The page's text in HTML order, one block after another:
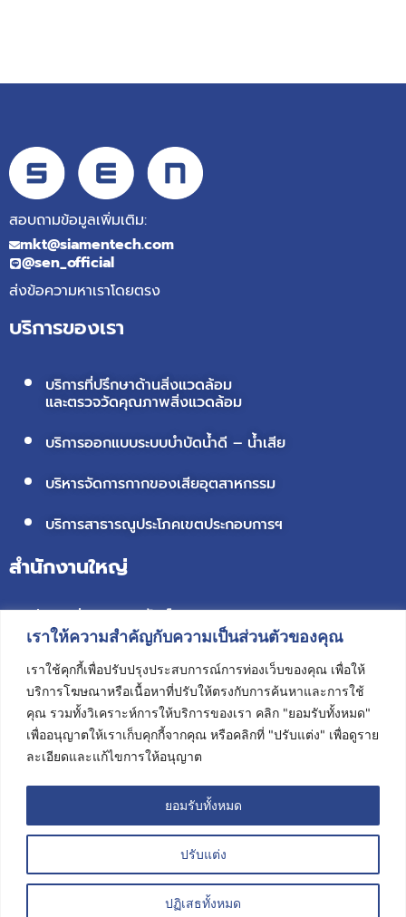
เราให้ความสำคัญกับความเป็นส่วนตัวของคุณ
เราใช้คุกกี้เพื่อปรับปรุงประสบการณ์การท่องเว็บของคุณ เพื่อให้
บริการโฆษณาหรือเนื้อหาที่ปรับให้ตรงกับการค้นหาและการใช้
คุณ รวมทั้งวิเคราะห์การให้บริการของเรา คลิก "ยอมรับทั้งหมด"
เพื่ออนุญาตให้เราเก็บคุกกี้จากคุณ หรือคลิกที่ "ปรับแต่ง" เพื่อดูราย
ละเอียดและแก้ไขการให้อนุญาต
ปรับแต่ง
ปฏิเสธทั้งหมด
ยอมรับทั้งหมด
สอบถามข้อมูลเพิ่มเติม:
mkt@siamentech.com
@sen_official
ส่งข้อความหาเราโดยตรง
บริการของเรา
บริการที่ปรึกษาด้านสิ่งแวดล้อม
และตรวจวัดคุณภาพสิ่งแวดล้อม
บริการออกแบบระบบบำบัดน้ำดี – น้ำเสีย
บริหารจัดการกากของเสียอุตสาหกรรม
บริการสาธารณูประโภคเขตประกอบการฯ
สำนักงานใหญ่
120/88 หมู่ 6 ถ.เทพารักษ์
ต.บางเมือง อ.เมืองสมุทรปราการ
จ.สมุทรปราการ 10270
สำนักงานระยองและศูนย์บำบัดน้ำเสีย
60 หมู่ 3 ต.มาบยางพร อ.ปลวกแดง
Copyright © Siam Environmental Technologies Co.,
Ltd.
สอบถามเพิ่มเติม